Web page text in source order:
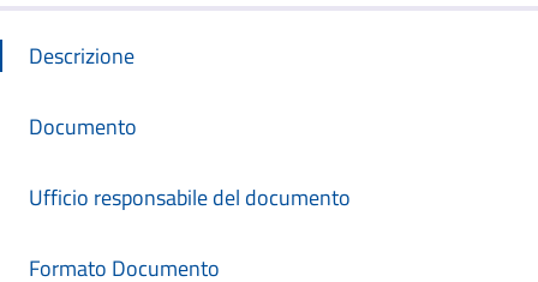
Descrizione
Documento
Ufficio responsabile del documento
Formato Documento